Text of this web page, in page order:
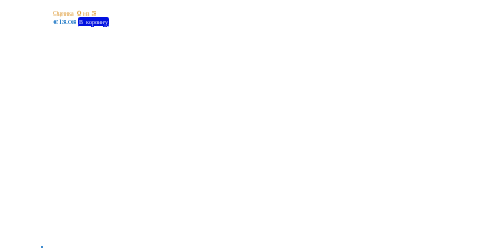
Оценка 0 из 5
€13.08 В корзину